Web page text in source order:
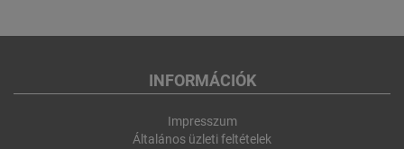
INFORMÁCIÓK
Impresszum
Általános üzleti feltételek